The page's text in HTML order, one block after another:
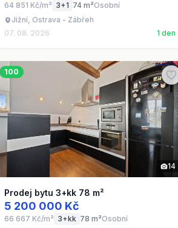
64 851 Kč/m² 3+1 74 m²Osobní
Jižní, Ostrava - Zábřeh
07. 08. 2026
1 den
100
14
Prodej bytu 3+kk 78 m²
5 200 000 Kč
66 667 Kč/m² 3+kk 78 m²Osobní